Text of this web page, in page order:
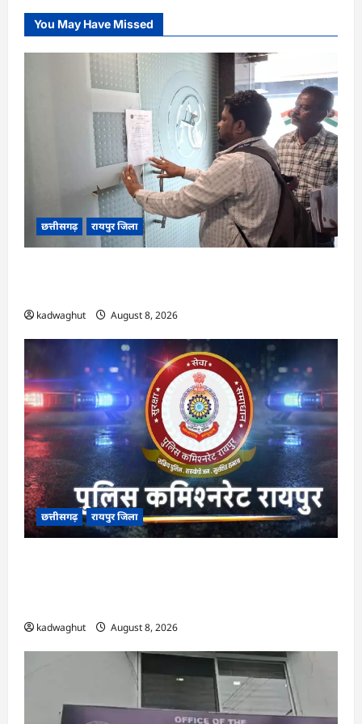
You May Have Missed
छत्तीसगढ़ रायपुर जिला
kadwaghut August 8, 2026
छत्तीसगढ़ रायपुर जिला
kadwaghut August 8, 2026